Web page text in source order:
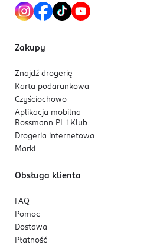
Zakupy
Znajdź drogerię
Karta podarunkowa
Czyściochowo
Aplikacja mobilna
Rossmann PL i Klub
Drogeria internetowa
Marki
Obsługa klienta
FAQ
Pomoc
Dostawa
Płatność